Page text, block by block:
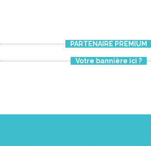
PARTENAIRE PREMIUM
Votre bannière ici ?